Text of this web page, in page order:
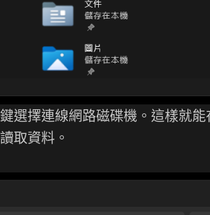
選擇連線網路磁碟機。這樣就
取資料。